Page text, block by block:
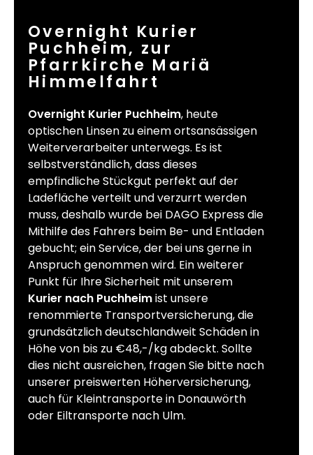
Overnight Kurier
Puchheim, zur
Pfarrkirche Mariä
Himmelfahrt
Overnight Kurier Puchheim, heute
optischen Linsen zu einem ortsansässigen
Weiterverarbeiter unterwegs. Es ist
selbstverständlich, dass dieses
empfindliche Stückgut perfekt auf der
Ladefläche verteilt und verzurrt werden
muss, deshalb wurde bei DAGO Express die
Mithilfe des Fahrers beim Be- und Entladen
gebucht; ein Service, der bei uns gerne in
Anspruch genommen wird. Ein weiterer
Punkt für Ihre Sicherheit mit unserem
Kurier nach Puchheimist unsere
renommierte Transportversicherung, die
grundsätzlich deutschlandweit Schäden in
Höhe von bis zu €48,-/kg abdeckt. Sollte
dies nicht ausreichen, fragen Sie bitte nach
unserer preiswerten Höherversicherung,
auch für Kleintransporte in Donauwörth
oder Eiltransporte nach Ulm.